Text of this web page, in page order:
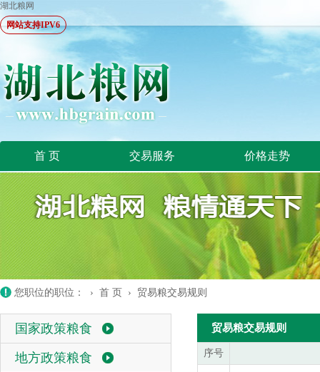
湖北粮网
网站支持IPV6
首 页 交易服务 价格走势
您职位的职位： › 首 页 › 贸易粮交易规则
国家政策粮食
地方政策粮食
贸易粮交易规则
序号